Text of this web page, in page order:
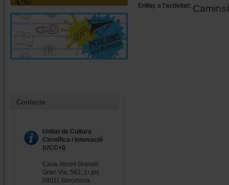
Contacte
Unitat de Cultura
Científica i Innovació
(UCC+I)
Casa Jeroni Granell
Gran Via, 582, 1r pis
08011 Barcelona
Enllaç a l'activitat: